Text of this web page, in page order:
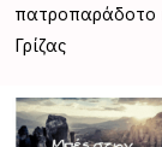
πατροπαράδοτο
Γρίζας